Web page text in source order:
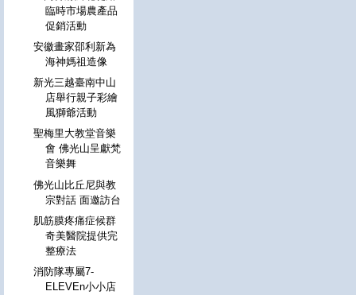
臨時市場農產品
促銷活動
安徽畫家邵利新為
海神媽祖造像
新光三越臺南中山
店舉行親子彩繪
風獅爺活動
聖梅里大教堂音樂
會 佛光山呈獻梵
音樂舞
佛光山比丘尼與教
宗對話 面邀訪台
肌筋膜疼痛症候群
奇美醫院提供完
整療法
消防隊專屬7-
ELEVEn小小店